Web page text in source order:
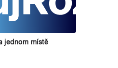
jednom místě